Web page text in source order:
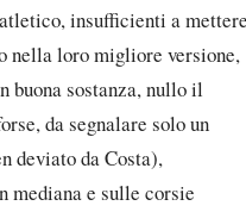
insufficienti a
nella loro migliore versione,
buona sostanza, nullo il
da segnalare solo un
deviato da Costa),
mediana e sulle corsie